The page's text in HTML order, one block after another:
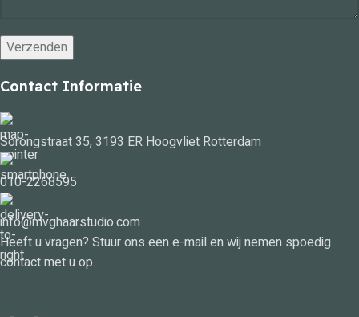
Contact Informatie
Sorongstraat 35, 3193 ER Hoogvliet Rotterdam
010-2268595
info@mvghaarstudio.com
Heeft u vragen? Stuur ons een e-mail en wij nemen spoedig
contact met u op.